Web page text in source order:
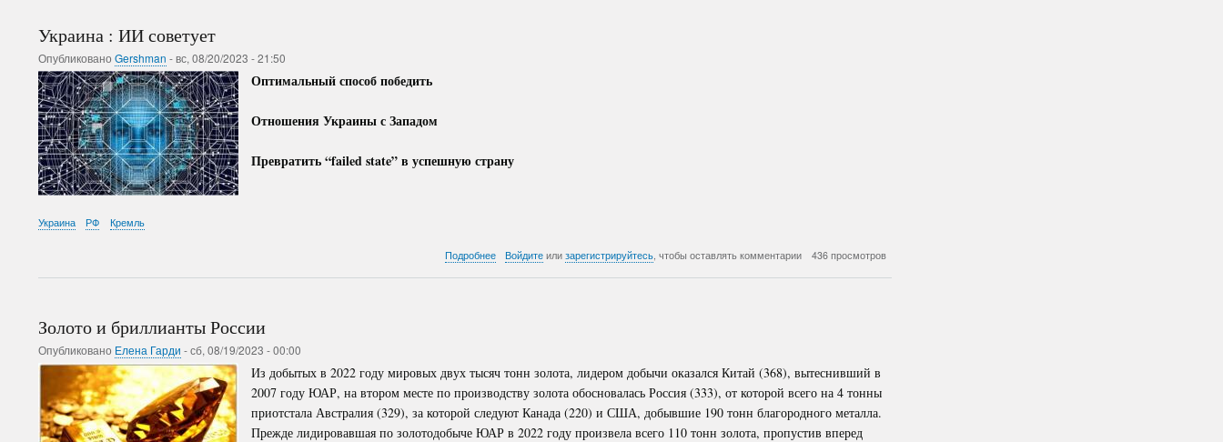
Украина : ИИ советует
Опубликовано Gershman -вс, 08/20/2023 - 21:50
Оптимальный способ победить
Отношения Украины с Западом
Превратить “failed state” в успешную страну
Украина РФ Кремль
Подробнеео
Войдите илизарегистрируйтесь , чтобы оставлять комментарии 436 просмотров
Золото и бриллианты России
Опубликовано Елена Гарди -сб, 08/19/2023 - 00:00
Из добытых в 2022 году мировых двух тысяч тонн золота, лидером добычи оказался Китай (368), вытеснивший в
2007 году ЮАР, на втором месте по производству золота обосновалась Россия (333), от которой всего на 4 тонны
приотстала Австралия (329), за которой следуют Канада (220) и США, добывшие 190 тонн благородного металла.
Прежде лидировавшая по золотодобыче ЮАР в 2022 году произвела всего 110 тонн золота, пропустив вперед